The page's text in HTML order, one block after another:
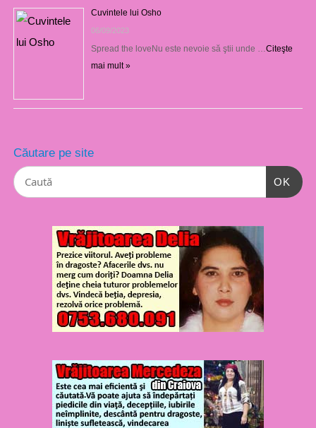
Cuvintele lui Osho
06/09/2023
Spread the loveNu este nevoie să ştii unde …Citeşte
mai mult »
Căutare pe site
OK